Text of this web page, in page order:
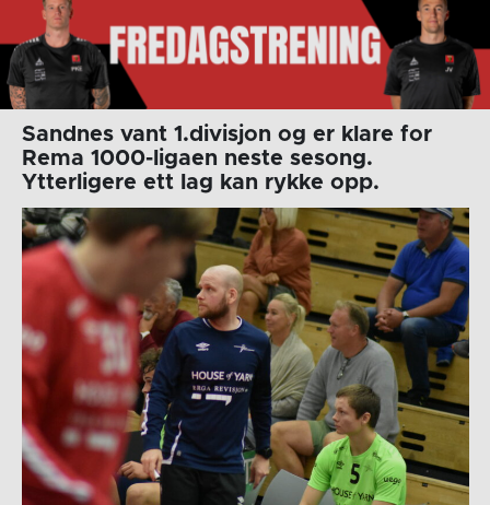
Sandnes vant 1.divisjon og er klare for
Rema 1000-ligaen neste sesong.
Ytterligere ett lag kan rykke opp.